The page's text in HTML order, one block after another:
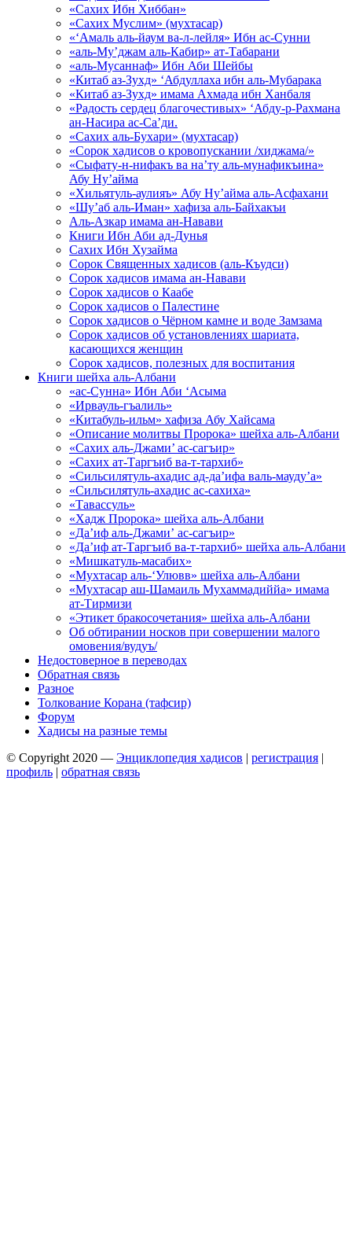
«Сахих Ибн Хиббан»
«Сахих Муслим» (мухтасар)
«‘Амаль аль-йаум ва-л-лейля» Ибн ас-Сунни
«аль-Му’джам аль-Кабир» ат-Табарани
«аль-Мусаннаф» Ибн Аби Шейбы
«Китаб аз-Зухд» ‘Абдуллаха ибн аль-Мубарака
«Китаб аз-Зухд» имама Ахмада ибн Ханбаля
«Радость сердец благочестивых» ‘Абду-р-Рахмана
ан-Насира ас-Са’ди.
«Сахих аль-Бухари» (мухтасар)
«Сорок хадисов о кровопускании /хиджама/»
«Сыфату-н-нифакъ ва на’ту аль-мунафикъина»
Абу Ну’айма
«Хильятуль-аулияъ» Абу Ну’айма аль-Асфахани
«Шу’аб аль-Иман» хафиза аль-Байхакъи
Аль-Азкар имама ан-Навави
Книги Ибн Аби ад-Дунья
Сахих Ибн Хузайма
Сорок Священных хадисов (аль-Къудси)
Сорок хадисов имама ан-Навави
Сорок хадисов о Каабе
Сорок хадисов о Палестине
Сорок хадисов о Чёрном камне и воде Замзама
Сорок хадисов об установлениях шариата,
касающихся женщин
Сорок хадисов, полезных для воспитания
Книги шейха аль-Албани
«ас-Сунна» Ибн Аби ‘Асыма
«Ирвауль-гъалиль»
«Китабуль-ильм» хафиза Абу Хайсама
«Описание молитвы Пророка» шейха аль-Албани
«Сахих аль-Джами’ ас-сагъир»
«Сахих ат-Таргъиб ва-т-тархиб»
«Сильсилятуль-ахадис ад-да’ифа валь-мауду’а»
«Сильсилятуль-ахадис ас-сахиха»
«Тавассуль»
«Хадж Пророка» шейха аль-Албани
«Да’иф аль-Джами’ ас-сагъир»
«Да’иф ат-Таргъиб ва-т-тархиб» шейха аль-Албани
«Мишкатуль-масабих»
«Мухтасар аль-‘Улювв» шейха аль-Албани
«Мухтасар аш-Шамаиль Мухаммадиййа» имама
ат-Тирмизи
«Этикет бракосочетания» шейха аль-Албани
Об обтирании носков при совершении малого
омовения/вудуъ/
Недостоверное в переводах
Обратная связь
Разное
Толкование Корана (тафсир)
Форум
Хадисы на разные темы
© Copyright 2020 — Энциклопедия хадисов | регистрация |
профиль | обратная связь